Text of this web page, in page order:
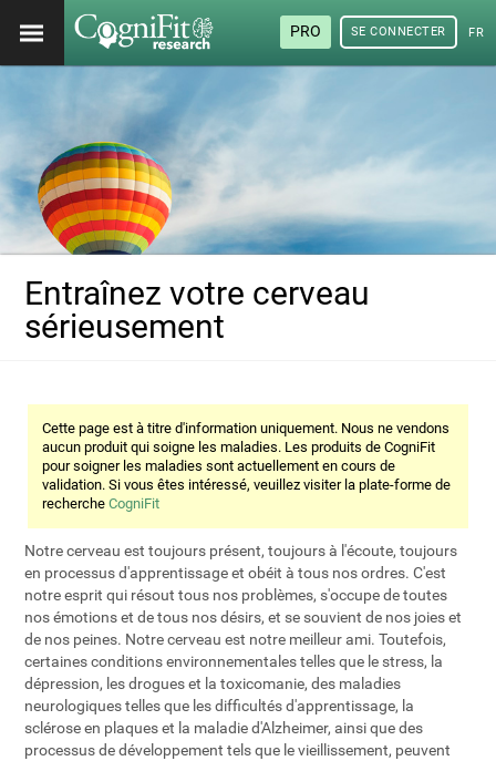
PRO SE CONNECTER
Entraînez votre cerveau
sérieusement
Cette page est à titre d'information uniquement. Nous ne vendons
aucun produit qui soigne les maladies. Les produits de CogniFit
pour soigner les maladies sont actuellement en cours de
validation. Si vous êtes intéressé, veuillez visiter la plate-forme de
rechercheCogniFit
Notre cerveau est toujours présent, toujours à l'écoute, toujours
en processus d'apprentissage et obéit à tous nos ordres. C'est
notre esprit qui résout tous nos problèmes, s'occupe de toutes
nos émotions et de tous nos désirs, et se souvient de nos joies et
de nos peines. Notre cerveau est notre meilleur ami. Toutefois,
certaines conditions environnementales telles que le stress, la
dépression, les drogues et la toxicomanie, des maladies
neurologiques telles que les difficultés d'apprentissage, la
sclérose en plaques et la maladie d'Alzheimer, ainsi que des
processus de développement tels que le vieillissement, peuvent